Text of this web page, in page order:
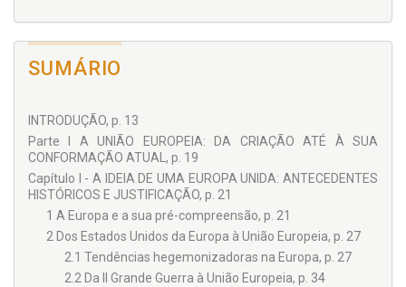
SUMÁRIO
INTRODUÇÃO, p. 13
Parte I A UNIÃO EUROPEIA: DA CRIAÇÃO ATÉ À SUA
CONFORMAÇÃO ATUAL, p. 19
Capítulo I - A IDEIA DE UMA EUROPA UNIDA: ANTECEDENTES
HISTÓRICOS E JUSTIFICAÇÃO, p. 21
1 A Europa e a sua pré-compreensão, p. 21
2 Dos Estados Unidos da Europa à União Europeia, p. 27
2.1 Tendências hegemonizadoras na Europa, p. 27
2.2 Da II Grande Guerra à União Europeia, p. 34